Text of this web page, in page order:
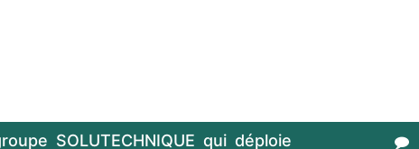
SOLUTECHNIQUE qui déploie